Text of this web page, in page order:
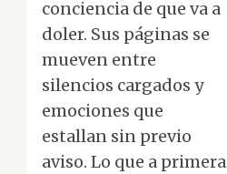
conciencia de que va a
doler. Sus páginas se
mueven entre
silencios cargados y
emociones que
estallan sin previo
aviso. Lo que a primera